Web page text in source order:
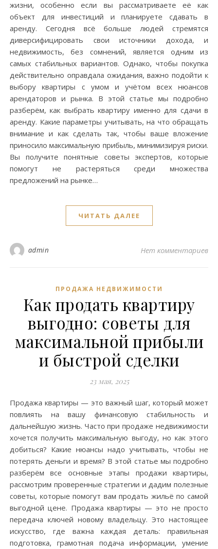
жизни, особенно если вы рассматриваете её как
объект для инвестиций и планируете сдавать в
аренду. Сегодня всё больше людей стремятся
диверсифицировать свои источники дохода, и
недвижимость, без сомнений, является одним из
самых стабильных вариантов. Однако, чтобы покупка
действительно оправдала ожидания, важно подойти к
выбору квартиры с умом и учётом всех нюансов
арендаторов и рынка. В этой статье мы подробно
разберём, как выбрать квартиру именно для сдачи в
аренду. Какие параметры учитывать, на что обращать
внимание и как сделать так, чтобы ваше вложение
приносило максимальную прибыль, минимизируя риски.
Вы получите понятные советы экспертов, которые
помогут не растеряться среди множества
предложений на рынке…
ЧИТАТЬ ДАЛЕЕ
admin Нет комментариев
ПРОДАЖА НЕДВИЖИМОСТИ
Как продать квартиру
выгодно: советы для
максимальной прибыли
и быстрой сделки
23 мая, 2025
Продажа квартиры — это важный шаг, который может
повлиять на вашу финансовую стабильность и
дальнейшую жизнь. Часто при продаже недвижимости
хочется получить максимальную выгоду, но как этого
добиться? Какие нюансы надо учитывать, чтобы не
потерять деньги и время? В этой статье мы подробно
разберём все основные этапы продажи квартиры,
рассмотрим проверенные стратегии и дадим полезные
советы, которые помогут вам продать жильё по самой
выгодной цене. Продажа квартиры — это не просто
передача ключей новому владельцу. Это настоящее
искусство, где важна каждая деталь: правильная
подготовка, грамотная подача информации, умение